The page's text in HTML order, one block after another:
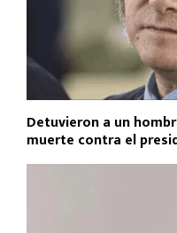
Detuvieron a un
muerte contra el